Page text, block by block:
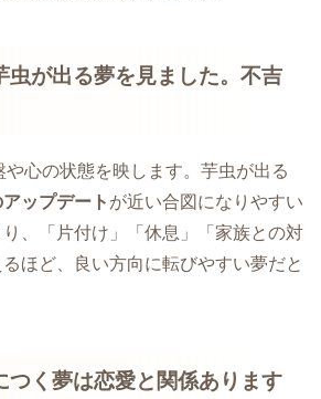
虫が出る夢を見ました。不吉
心の状態を映します。芋虫が出る
ップデート が近い合図になりやすい
、「片付け」「休息」「家族との対
ほど、良い方向に転びやすい夢だと
つく夢は恋愛と関係あります